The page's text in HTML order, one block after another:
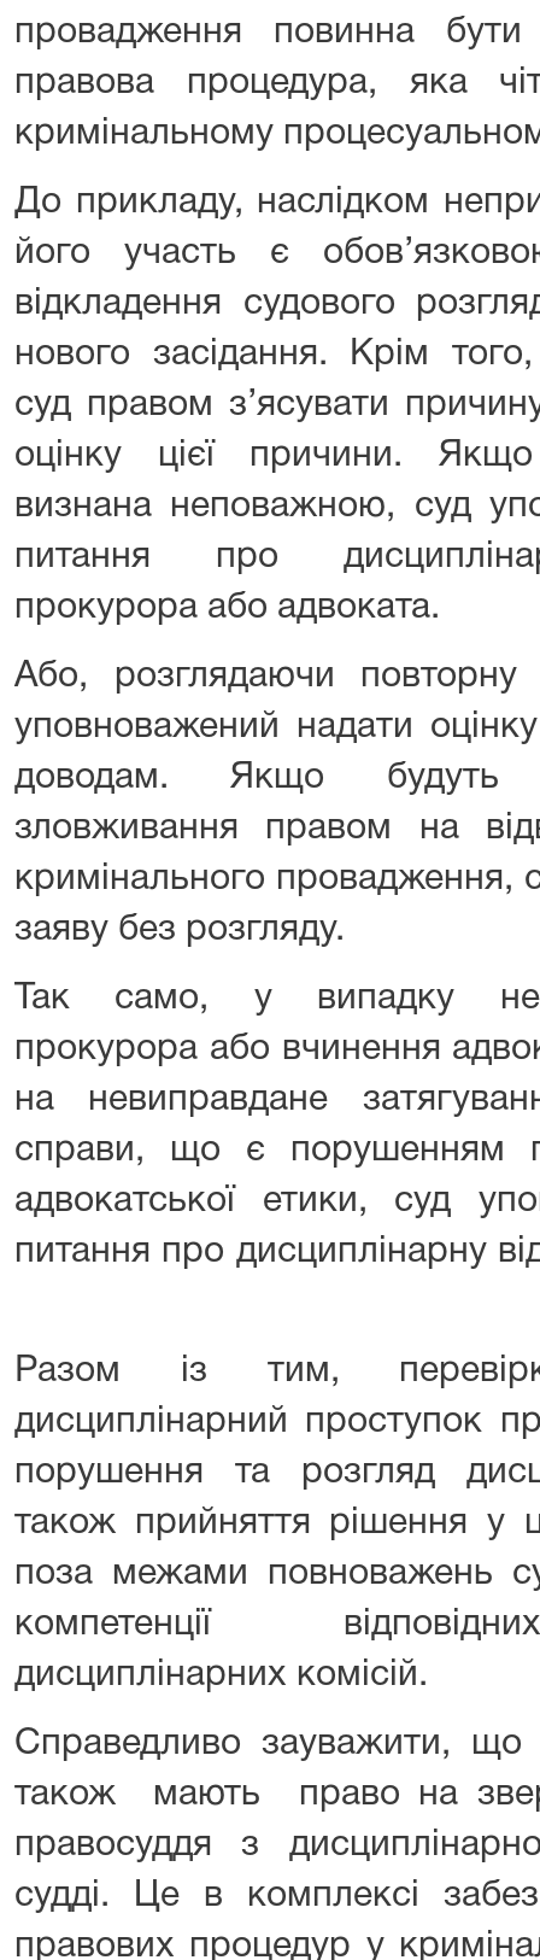
провадження повинна бути
правова процедура, яка
кримінальному
До прикладу, наслідком
його участь є
відкладення судового
нового засідання. Крім
суд правом з’ясувати
оцінку цієї причини.
визнана неповажною, суд
питання про
прокурора або адвоката.
Або, розглядаючи повторну
уповноважений надати
доводам. Якщо будуть
зловживання правом на
кримінального провадження,
заяву без розгляду.
Так само, у випадку
прокурора або вчинення
на невиправдане
справи, що є порушенням
адвокатської етики, суд
питання про дисциплінарну
Разом із тим,
дисциплінарний проступок
порушення та розгляд
також прийняття рішення у
поза межами повноважень
компетенції
дисциплінарних комісій.
Справедливо зауважити, що
також мають право на
правосуддя з
судді. Це в комплексі
правових процедур у